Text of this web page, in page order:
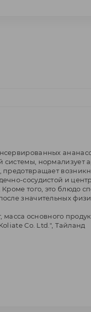
нормализует
предотвращает
сосудистой и
того, это блюдо
значительных
масса основного
Co. Ltd.", Тайланд